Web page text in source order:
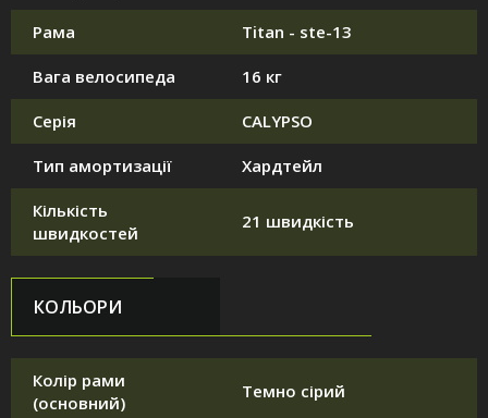
Рама Titan - ste-13
Вага велосипеда 16 кг
Серія CALYPSO
Тип амортизації Хардтейл
Кількість
швидкостей
21 швидкість
КОЛЬОРИ
Колір рами
(основний)
Темно сірий